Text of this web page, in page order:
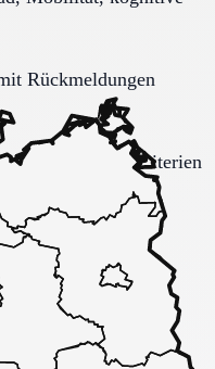
Rückmeldungen
festen Muss-Kriterien
vor der